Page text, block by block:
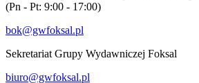
(Pn - Pt: 9:00 - 17:00)
bok@gwfoksal.pl
Sekretariat Grupy Wydawniczej Foksal
biuro@gwfoksal.pl